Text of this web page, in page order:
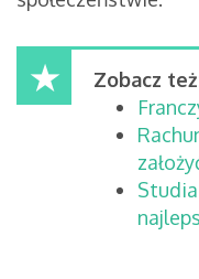
Zobacz